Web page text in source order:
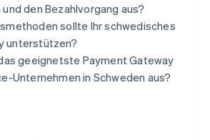
den Bezahlvorgang aus?
sollte Ihr schwedisches
unterstützen?
geeignetste Payment Gateway
Unternehmen in Schweden aus?